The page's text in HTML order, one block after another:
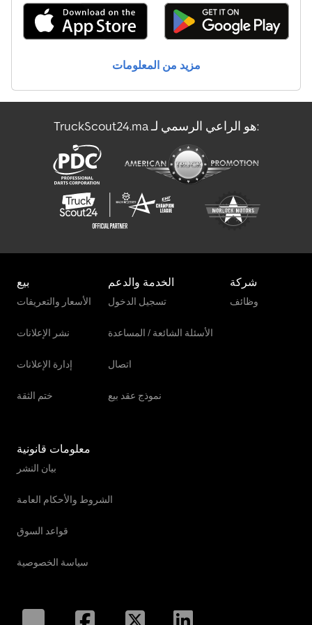
مزيد من المعلومات
TruckScout24.ma هو الراعي الرسمي لـ:
بيع
الأسعار والتعريفات
نشر الإعلانات
إدارة الإعلانات
ختم الثقة
الخدمة والدعم
تسجيل الدخول
الأسئلة الشائعة / المساعدة
اتصال
نموذج عقد بيع
شركة
وظائف
معلومات قانونية
بيان النشر
الشروط والأحكام العامة
قواعد السوق
سياسة الخصوصية